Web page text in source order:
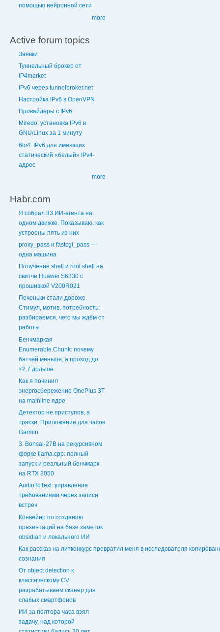
помощью нейронной сети
more
Active forum topics
Заявки
Туннельный брокер от
IP4market
IPv6 через tunnelbroker.net
Настройка IPv6 в OpenVPN
Провайдеры с IPv6
Miredo: установка IPv6 в
GNU/Linux за 1 минуту
6to4: IPv6 для имеющих
статический «белый» IPv4-
адрес
more
Habr.com
Я собрал 33 ИИ-агента на
одном движке. Показываю, как
устроены пять из них
proxy_pass и fastcgi_pass —
одна машина
Получение shell и root shell на
свитче Huawei S6330 с
прошивкой V200R021
Печеньки стали дороже.
Стимул, мотив, потребность:
разбираемся, чего мы ждём от
работы
Бенчмаркая
Enumerable.Chunk: почему
батчей меньше, а проход до
×2,7 дольше
Как я починил
энергосбережение OnePlus 3T
на mainline ядре
Детектор не приступов, а
тряски. Приложение для часов
Garmin
3. Bonsai-27B на рекурсивном
форке llama.cpp: полный
запуск и реальный бенчмарк
на RTX 3050
AudioToText: управление
требованиями через записи
встреч
Конвейер по созданию
презентаций на базе заметок
obsidian и локального ИИ
Как рассказ на литконкурс превратил меня в исследователя
сознания
От object detection к
классическому CV:
разрабатываем сканер для
слабых смартфонов
ИИ за полтора часа взял
задачу, над которой